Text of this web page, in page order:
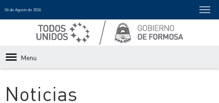
06 de Agosto de 2026
Menu
Noticias